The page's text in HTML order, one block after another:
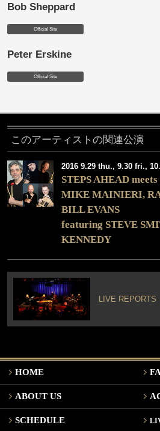
Bob Sheppard
Official Site
Peter Erskine
Official Site
このアーティストの関連公演
2016 9.29 thu., 9.30 fri.,
STEPS AHEAD
MIKE MAINIERI,
BILL EVANS
featuring STEVE
KENNEDY
LIVE REPORTS
HOME
ABOUT US
SCHEDULE